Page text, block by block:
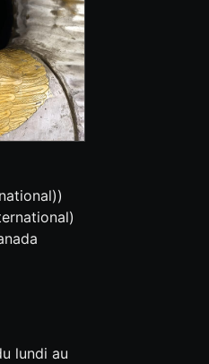
lundi au